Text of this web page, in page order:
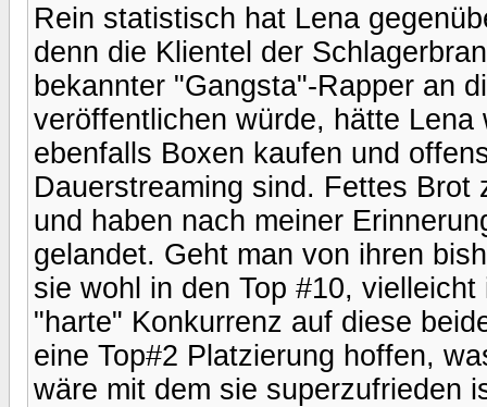
Rein statistisch hat Lena
denn die Klientel der
bekannter "Gangsta"-Rapper an
veröffentlichen würde, hätte
ebenfalls Boxen kaufen und
Dauerstreaming sind. Fettes
und haben nach meiner
gelandet. Geht man von ihren
sie wohl in den Top #10,
"harte" Konkurrenz auf diese
eine Top#2 Platzierung hoffen,
wäre mit dem sie superzufrieden